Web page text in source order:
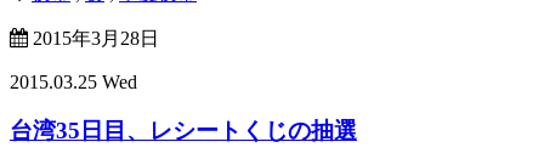
2015年3月28日
2015.03.25 Wed
台湾35日目、レシートくじの抽選